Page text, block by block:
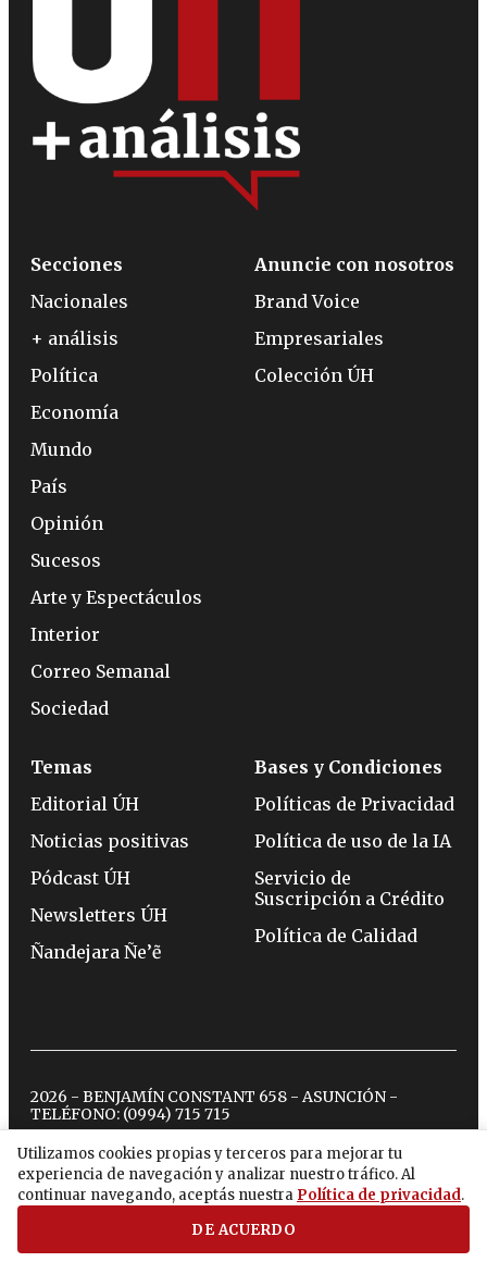
Utilizamos cookies propias y terceros para mejorar tu
experiencia de navegación y analizar nuestro tráfico. Al
continuar navegando, aceptás nuestra Política de privacidad.
DE ACUERDO
Secciones
Nacionales
+ análisis
Política
Economía
Mundo
País
Opinión
Sucesos
Arte y Espectáculos
Interior
Correo Semanal
Sociedad
Anuncie con nosotros
Brand Voice
Empresariales
Colección ÚH
Temas
Editorial ÚH
Noticias positivas
Pódcast ÚH
Newsletters ÚH
Ñandejara Ñe’ẽ
Bases y Condiciones
Políticas de Privacidad
Política de uso de la IA
Servicio de
Suscripción a Crédito
Política de Calidad
2026 - BENJAMÍN CONSTANT 658 - ASUNCIÓN -
TELÉFONO: (0994) 715 715
twitterinstagram
facebook
tiktokyoutubespotify